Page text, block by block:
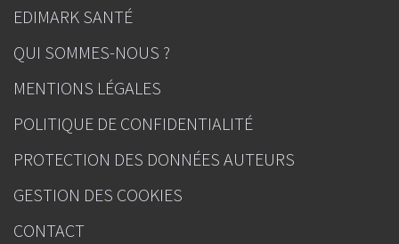
EDIMARK SANTÉ
QUI SOMMES-NOUS ?
MENTIONS LÉGALES
POLITIQUE DE CONFIDENTIALITÉ
PROTECTION DES DONNÉES AUTEURS
GESTION DES COOKIES
CONTACT